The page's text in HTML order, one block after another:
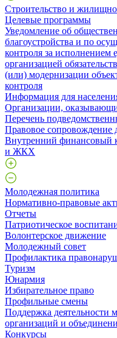
Строительство и
Целевые программы
Уведомление об
благоустройства и по
контроля за
организацией
(или) модернизации
контроля
Информация для
Организации,
Перечень
Правовое сопровождение
Внутренний финансовый
и ЖКХ
Молодежная политика
Нормативно-правовые
Отчеты
Патриотическое
Волонтерское движение
Молодежный совет
Профилактика
Туризм
Юнармия
Избирательное право
Профильные смены
Поддержка
организаций и
Конкурсы